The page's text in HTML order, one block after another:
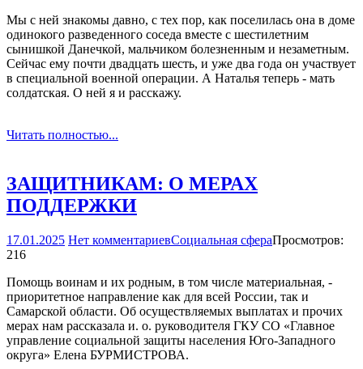
Мы с ней знакомы давно, с тех пор, как поселилась она в доме
одинокого разведенного соседа вместе с шестилетним
сынишкой Данечкой, мальчиком болезненным и незаметным.
Сейчас ему почти двадцать шесть, и уже два года он участвует
в специальной военной операции. А Наталья теперь - мать
солдатская. О ней я и расскажу.
Читать полностью...
ЗАЩИТНИКАМ: О МЕРАХ
ПОДДЕРЖКИ
17.01.2025 Нет комментариевСоциальная сфераПросмотров:
216
Помощь воинам и их родным, в том числе материальная, -
приоритетное направление как для всей России, так и
Самарской области. Об осуществляемых выплатах и прочих
мерах нам рассказала и. о. руководителя ГКУ СО «Главное
управление социальной защиты населения Юго-Западного
округа» Елена БУРМИСТРОВА.